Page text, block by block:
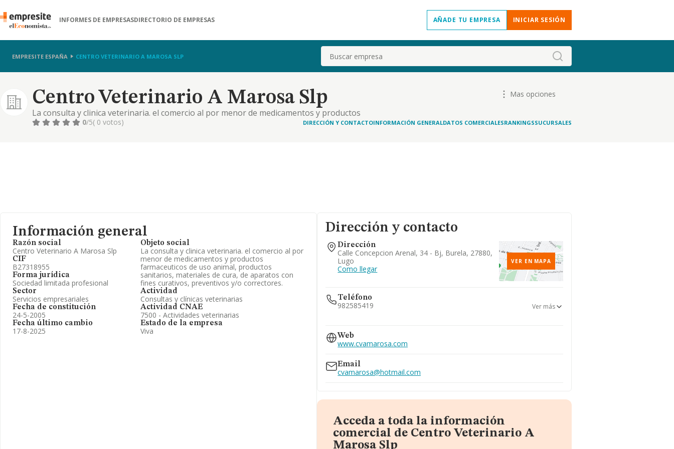
INFORMES DE EMPRESASDIRECTORIO DE EMPRESAS AÑADE TU EMPRESA INICIAR SESIÓN
EMPRESITE ESPAÑA CENTRO VETERINARIO A MAROSA SLP Buscar
Centro Veterinario A Marosa Slp
La consulta y clinica veterinaria. el comercio al por menor de medicamentos y productos
farmaceuticos de uso animal, productos sanitarios, materiales de cura, de aparatos con fines
Mas opciones
0/5( 0 votos) DIRECCIÓN Y CONTACTOINFORMACIÓN GENERALDATOS COMERCIALESRANKINGSSUCURSALES
Información general
Razón social
Centro Veterinario A Marosa Slp
CIF
B27318955
Forma jurídica
Sociedad limitada profesional
Sector
Servicios empresariales
Fecha de constitución
24-5-2005
Fecha último cambio
17-8-2025
Objeto social
La consulta y clinica veterinaria. el comercio al por
menor de medicamentos y productos
farmaceuticos de uso animal, productos
sanitarios, materiales de cura, de aparatos con
fines curativos, preventivos y/o correctores.
Actividad
Consultas y clínicas veterinarias
Actividad CNAE
7500 - Actividades veterinarias
Estado de la empresa
Viva
Dirección y contacto
Dirección
Calle Concepcion Arenal, 34 - Bj, Burela, 27880,
Lugo
Como llegar
VER EN MAPA
Teléfono
982585419 Ver más
Web
www.cvamarosa.com
Email
cvamarosa@hotmail.com
Acceda a toda la información
comercial de Centro Veterinario A
Marosa Slp